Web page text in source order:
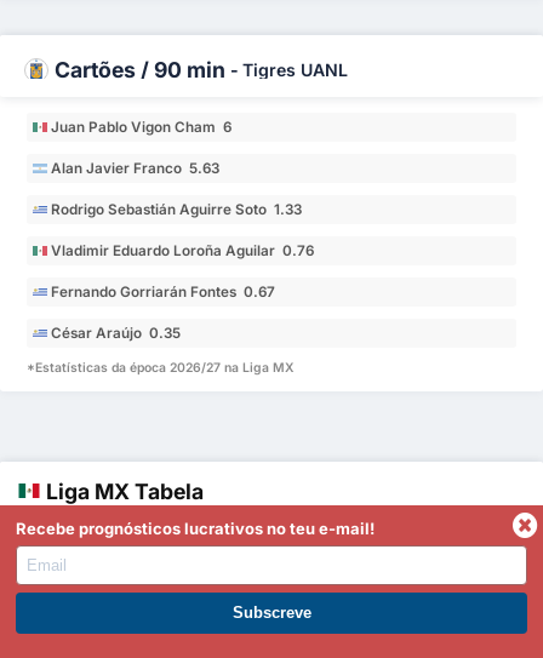
Cartões / 90 min - Tigres UANL
Juan Pablo Vigon Cham 6
Alan Javier Franco 5.63
Rodrigo Sebastián Aguirre Soto 1.33
Vladimir Eduardo Loroña Aguilar 0.76
Fernando Gorriarán Fontes 0.67
César Araújo 0.35
*Estatísticas da época 2026/27 na Liga MX
Liga MX Tabela
Equipa PJ Vitória % GM MGJ
América
2
1.67
3
Toluca 3 67% 6 3 3 6
3.00
Torna-te Premium
Recebe prognósticos lucrativos no teu e-mail!